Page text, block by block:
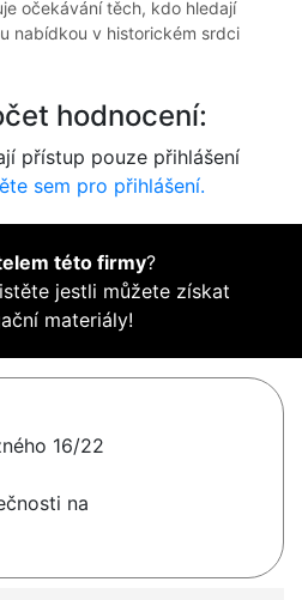
očekávání těch, kdo hledají
nabídkou v historickém srdci
hodnocení:
přístup pouze přihlášení
sem pro přihlášení.
této firmy?
jestli můžete získat
materiály!
16/22
na